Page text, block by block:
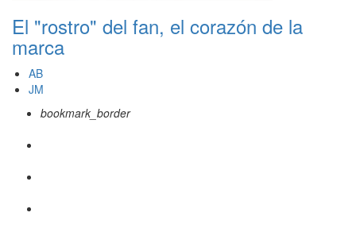
El "rostro" del fan, el corazón de la
marca
AB
JM
bookmark_border